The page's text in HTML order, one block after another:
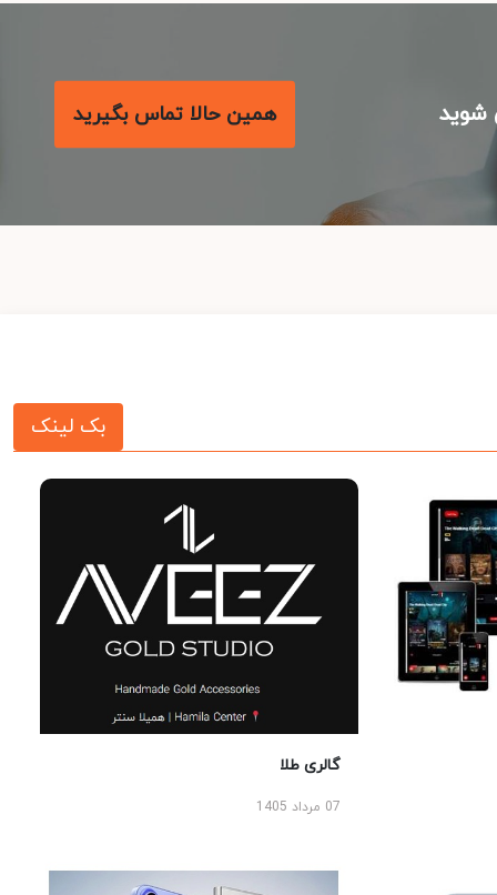
همین حالا تماس بگیرید
بک لینک
گالری طلا
07 مرداد 1405